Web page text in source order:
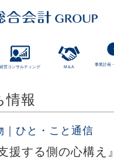
経営コンサルティング M＆A
事業計画・
情報
｜ひと・こと通信
援する側の心構え』